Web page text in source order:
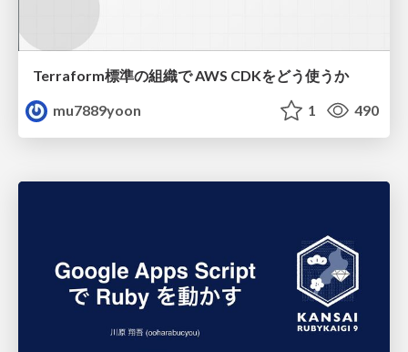
Terraform標準の組織で AWS CDKをどう使うか
mu7889yoon
1 490